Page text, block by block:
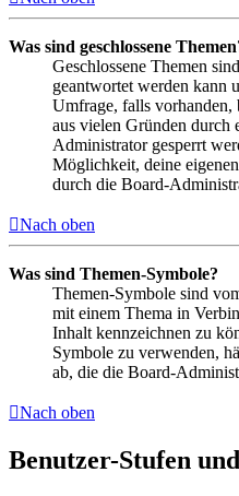
Was sind geschlossene
Geschlossene Themen
geantwortet werden kann
Umfrage, falls vorhanden,
aus vielen Gründen durch
Administrator gesperrt
Möglichkeit, deine
durch die Board-
Nach oben
Was sind Themen-Symbole?
Themen-Symbole sind
mit einem Thema in
Inhalt kennzeichnen zu
Symbole zu verwenden,
ab, die die Board-
Nach oben
Benutzer-Stufen